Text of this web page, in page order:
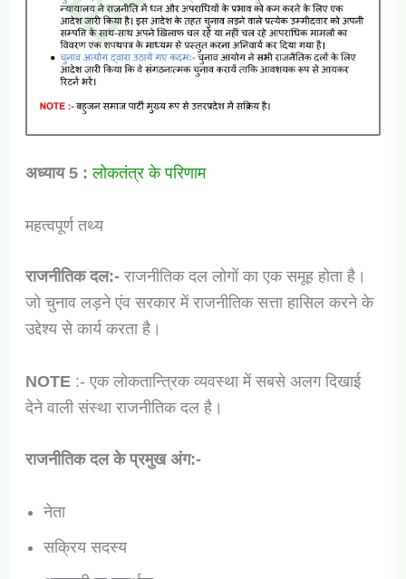
अध्याय 5 : लोकतंत्र के परिणाम
महत्वपूर्ण तथ्य
राजनीतिक दल:-राजनीतिक दल लोगों का एक समूह होता है।
जो चुनाव लड़ने एंव सरकार में राजनीतिक सत्ता हासिल करने के
उद्देश्य से कार्य करता है।
NOTE :- एक लोकतान्त्रिक व्यवस्था में सबसे अलग दिखाई
देने वाली संस्था राजनीतिक दल है।
राजनीतिक दल के प्रमुख अंग:-
नेता
सक्रिय सदस्य